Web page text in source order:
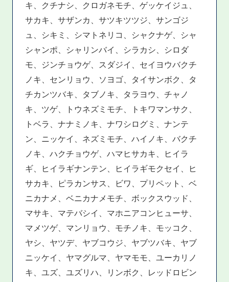
キ、クチナシ、クロガネモチ、ゲッケイジュ、
サカキ、サザンカ、サツキツツジ、サンゴジ
ュ、シキミ、シマトネリコ、シャクナゲ、シャ
シャンポ、シャリンバイ、シラカシ、シロダ
モ、ジンチョウゲ、スダジイ、セイヨウバクチ
ノキ、センリョウ、ソヨゴ、タイサンボク、タ
チカンツバキ、タブノキ、タラヨウ、チャノ
キ、ツゲ、トウネズミモチ、トキワマンサク、
トベラ、ナナミノキ、ナワシログミ、ナンテ
ン、ニッケイ、ネズミモチ、ハイノキ、バクチ
ノキ、ハクチョウゲ、ハマヒサカキ、ヒイラ
ギ、ヒイラギナンテン、ヒイラギモクセイ、ヒ
サカキ、ピラカンサス、ビワ、プリペット、ベ
ニカナメ、ベニカナメモチ、ボックスウッド、
マサキ、マテバシイ、マホニアコンヒューサ、
マメツゲ、マンリョウ、モチノキ、モッコク、
ヤシ、ヤツデ、ヤブコウジ、ヤブツバキ、ヤブ
ニッケイ、ヤマグルマ、ヤマモモ、ユーカリノ
キ、ユズ、ユズリハ、リンボク、レッドロビン